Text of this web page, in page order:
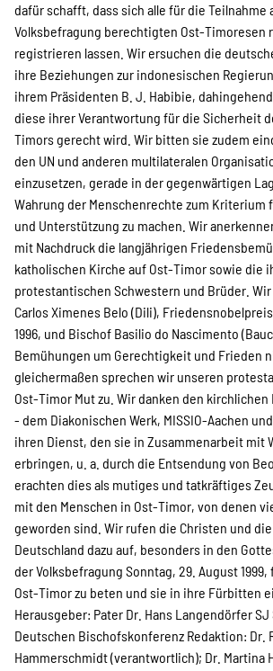
dafür schafft, dass sich alle für die Teilnahme
Volksbefragung berechtigten Ost-Timoresen
registrieren lassen. Wir ersuchen die
ihre Beziehungen zur indonesischen
ihrem Präsidenten B. J. Habibie,
diese ihrer Verantwortung für die Sicherheit
Timors gerecht wird. Wir bitten sie zudem
den UN und anderen multilateralen
einzusetzen, gerade in der gegenwärtigen
Wahrung der Menschenrechte zum Kriterium
und Unterstützung zu machen. Wir
mit Nachdruck die langjährigen
katholischen Kirche auf Ost-Timor sowie die
protestantischen Schwestern und Brüder.
Carlos Ximenes Belo (Dili),
1996, und Bischof Basilio do Nascimento
Bemühungen um Gerechtigkeit und Frieden
gleichermaßen sprechen wir unseren
Ost-Timor Mut zu. Wir danken den
- dem Diakonischen Werk, MISSIO-Aachen und
ihren Dienst, den sie in Zusammenarbeit mit
erbringen, u. a. durch die Entsendung von
erachten dies als mutiges und tatkräftiges
mit den Menschen in Ost-Timor, von denen
geworden sind. Wir rufen die Christen und
Deutschland dazu auf, besonders in den
der Volksbefragung Sonntag, 29. August
Ost-Timor zu beten und sie in ihre Fürbitten
Herausgeber: Pater Dr. Hans Langendörfer
Deutschen Bischofskonferenz Redaktion: Dr.
Hammerschmidt (verantwortlich); Dr. Martina